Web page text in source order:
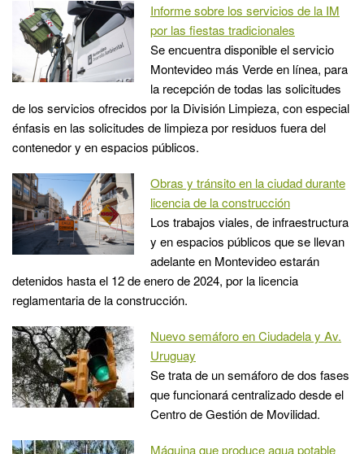
Informe sobre los servicios de la IM
por las fiestas tradicionales
Se encuentra disponible el servicio
Montevideo más Verde en línea, para
la recepción de todas las solicitudes
de los servicios ofrecidos por la División Limpieza, con especial
énfasis en las solicitudes de limpieza por residuos fuera del
contenedor y en espacios públicos.
Obras y tránsito en la ciudad durante
licencia de la construcción
Los trabajos viales, de infraestructura
y en espacios públicos que se llevan
adelante en Montevideo estarán
detenidos hasta el 12 de enero de 2024, por la licencia
reglamentaria de la construcción.
Nuevo semáforo en Ciudadela y Av.
Uruguay
Se trata de un semáforo de dos fases
que funcionará centralizado desde el
Centro de Gestión de Movilidad.
Máquina que produce agua potable